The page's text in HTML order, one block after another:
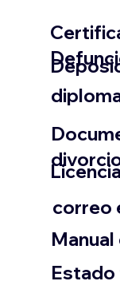
​correo
Estado